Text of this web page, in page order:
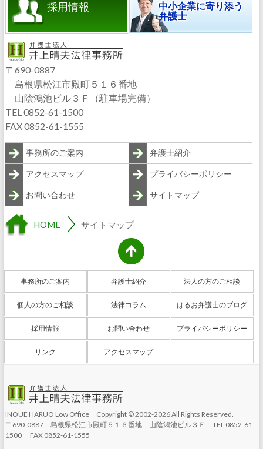
採用情報
中小企業に寄り添う
弁護士
〒690-0887
島根県松江市殿町５１６番地
山陰鴻池ビル３Ｆ（駐車場完備）
TEL 0852-61-1500
FAX 0852-61-1555
事務所のご案内 弁護士紹介
アクセスマップ プライバシーポリシー
お問い合わせ サイトマップ
HOME サイトマップ
事務所のご案内 弁護士紹介 法人の方のご相談
個人の方のご相談 法律コラム はるお弁護士のブログ
採用情報 お問い合わせ プライバシーポリシー
リンク アクセスマップ
INOUE HARUO Low Office Copyright © 2002-2026 All Rights Reserved.
〒690-0887 島根県松江市殿町５１６番地 山陰鴻池ビル３Ｆ TEL 0852-61-
1500 FAX 0852-61-1555